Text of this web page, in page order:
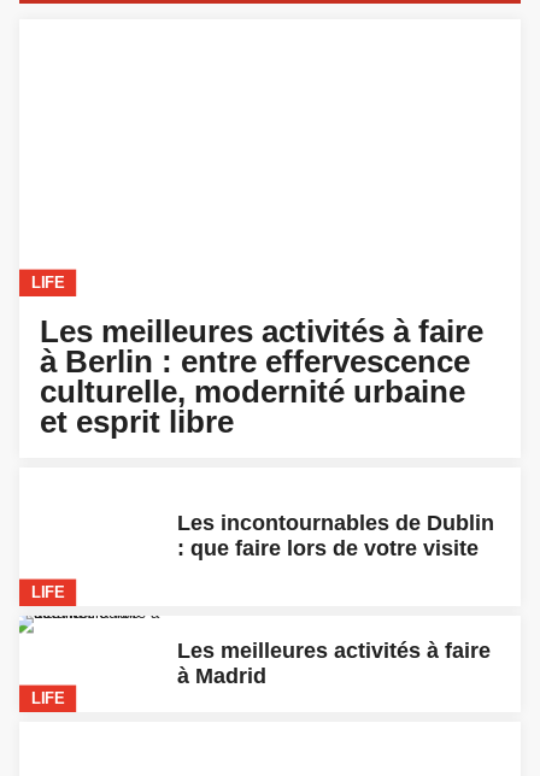
LIFE
Les meilleures activités à faire
à Berlin : entre effervescence
culturelle, modernité urbaine
et esprit libre
LIFE
Les incontournables de Dublin
: que faire lors de votre visite
LIFE
Les meilleures activités à faire
à Madrid